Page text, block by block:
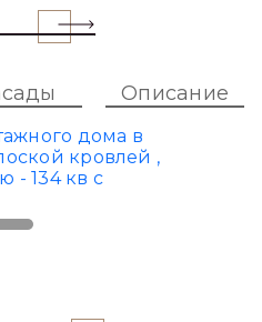
Описание